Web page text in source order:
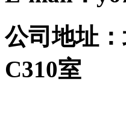
公司地址
C310室